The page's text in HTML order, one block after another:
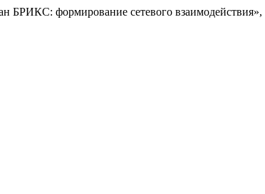
БРИКС: формирование сетевого взаимодействия»,